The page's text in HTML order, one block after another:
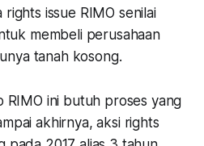
issue RIMO senilai
membeli perusahaan
tanah kosong.
RIMO ini butuh proses yang
akhirnya, aksi rights